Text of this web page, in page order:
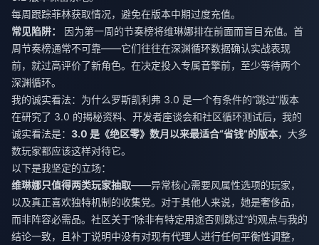
每周跟踪菲林获取情况，避免在版本中期过度充值。
常见陷阱：
因为第一周的节奏榜将维琳娜排在前面而盲目充值。首
周节奏榜通常不可靠——它们往往在深渊循环数据确认实战表现
前，就过高评价了新角色。在决定投入专属音擎前，至少等待两个
深渊循环。
我的诚实看法：为什么罗斯凯利弗 3.0 是一个有条件的“跳过”版本
在研究了 3.0 的揭秘资料、开发者座谈会和社区循环测试后，我的
诚实看法是： 3.0 是《绝区零》数月以来最适合“省钱”的版本，大多
数玩家都应该这样对待它。
以下是我坚定的立场：
维琳娜只值得两类玩家抽取——异常核心需要风属性选项的玩家，
以及真正喜欢独特机制的收集党。对于其他人来说，她是奢侈品，
而非阵容必需品。社区关于“除非有特定用途否则跳过”的观点与我的
结论一致，且补丁说明中没有对现有代理人进行任何平衡性调整，